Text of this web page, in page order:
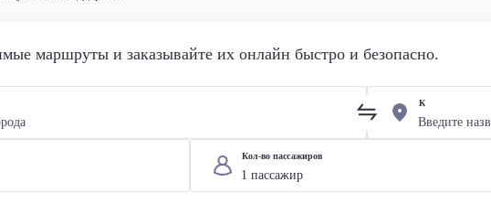
маршруты и заказывайте их онлайн быстро и безопасно.
К
Кол-во пассажиров